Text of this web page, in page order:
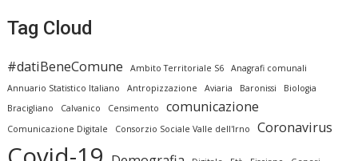
Tag Cloud
#datiBeneComune Ambito Territoriale S6
Anagrafi comunali
Annuario Statistico Italiano
Antropizzazione Aviaria Baronissi
Biologia
Bracigliano
Calvanico Censimento comunicazione
Comunicazione Digitale Consorzio Sociale Valle dell'Irno Coronavirus